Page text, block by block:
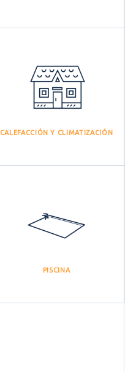
CALEFACCIÓN Y CLIMATIZACIÓN
PISCINA